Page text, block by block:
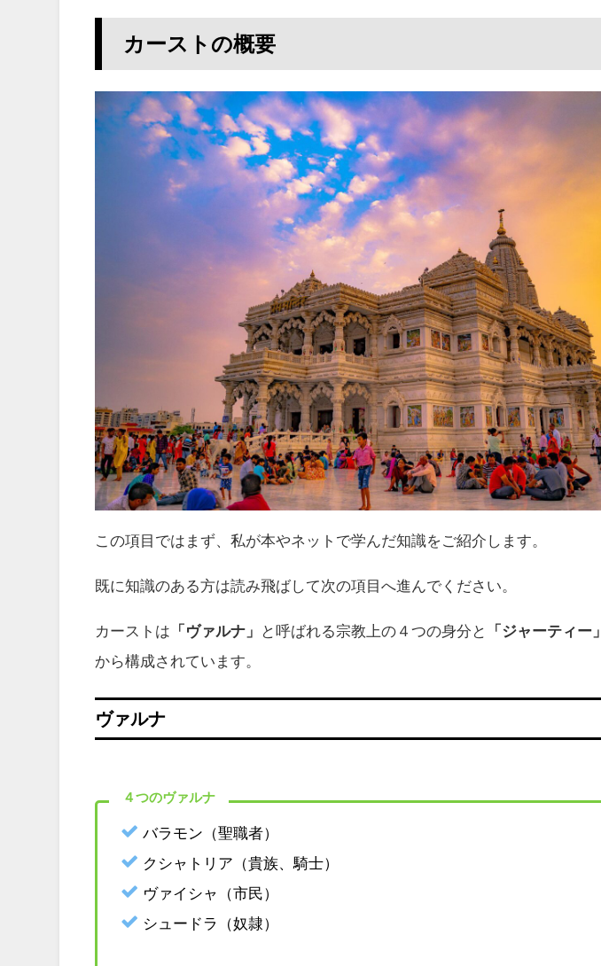
カーストの概要
この項目ではまず、私が本やネットで学んだ知識をご紹介します。
既に知識のある方は読み飛ばして次の項目へ進んでください。
カーストは 「ヴァルナ」 と呼ばれる宗教上の４つの身分と 「ジャーティー」
から構成されています。
ヴァルナ
４つのヴァルナ
バラモン（聖職者）
クシャトリア（貴族、騎士）
ヴァイシャ（市民）
シュードラ（奴隷）